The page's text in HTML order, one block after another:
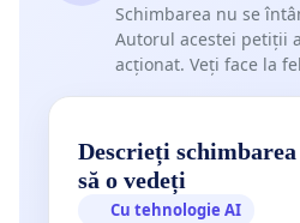
Schimbarea nu se
Autorul acestei petiții
acționat. Veți face la
Descrieți
să o vedeți
Cu tehnologie AI